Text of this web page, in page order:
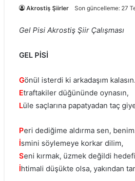
Akrostiş Şiirler Son güncelleme: 27
Gel Pisi Akrostiş Şiir Çalışması
GEL PİSİ
Gönül isterdi ki arkadaşım
Etraftakiler düğününde oynasın,
Lüle saçlarına papatyadan taç
Peri dediğime aldırma sen,
İsmini söylemeye korkar dilim,
Seni kırmak, üzmek değildi
İhtimali düşükte olsa, yakından